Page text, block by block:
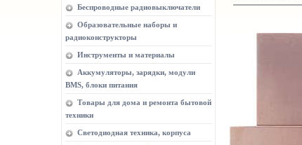
Беспроводные радиовыключатели
Образовательные наборы и
радиоконструкторы
Инструменты и материалы
Аккумуляторы, зарядки, модули
BMS, блоки питания
Товары для дома и ремонта бытовой
техники
Светодиодная техника, корпуса